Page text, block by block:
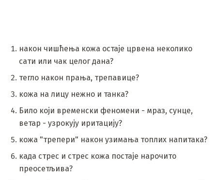
након чишћења кожа остаје црвена неколико
сати или чак целог дана?
тегло након прања, трепавице?
кожа на лицу нежно и танка?
Било који временски феномени - мраз, сунце,
ветар - узрокују иритацију?
кожа "трепери" након узимања топлих напитака?
када стрес и стрес кожа постаје нарочито
преосетљива?